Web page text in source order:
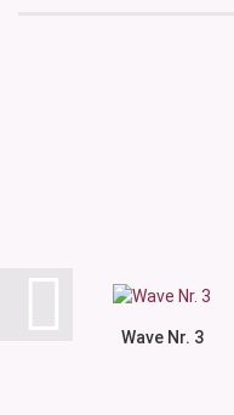
Wave Nr. 3